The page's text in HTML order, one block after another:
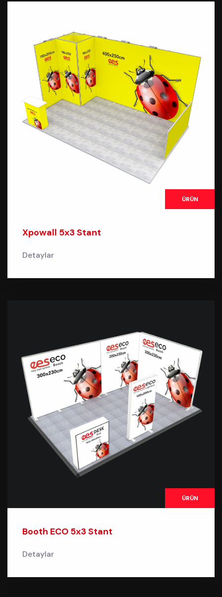
ÜRÜN
Xpowall 5x3 Stant
Detaylar
ÜRÜN
Booth ECO 5x3 Stant
Detaylar